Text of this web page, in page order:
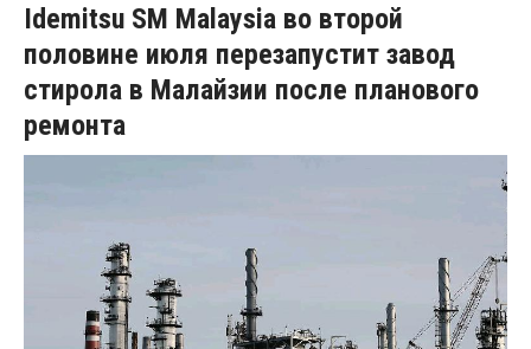
Idemitsu SM Malaysia во второй
половине июля перезапустит завод
стирола в Малайзии после планового
ремонта